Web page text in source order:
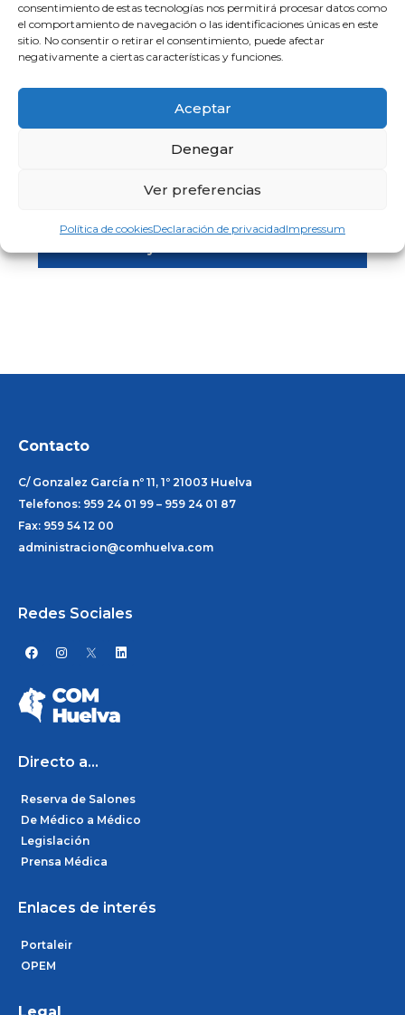
consentimiento de estas tecnologías nos permitirá procesar datos como
el comportamiento de navegación o las identificaciones únicas en este
sitio. No consentir o retirar el consentimiento, puede afectar
negativamente a ciertas características y funciones.
Aceptar
Denegar
Ver preferencias
Política de cookiesDeclaración de privacidadImpressum
Inicio
Contacto
C/ Gonzalez García nº 11, 1º 21003 Huelva
Telefonos: 959 24 01 99 – 959 24 01 87
Fax: 959 54 12 00
administracion@comhuelva.com
Redes Sociales
F
a
e
b
o
o
I
n
a
g
r
L
i
i
Directo a...
Reserva de Salones
De Médico a Médico
Legislación
Prensa Médica
Enlaces de interés
Portaleir
OPEM